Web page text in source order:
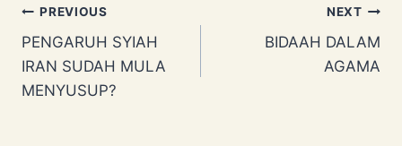
Post
navigation
PREVIOUS
PENGARUH SYIAH
IRAN SUDAH MULA
MENYUSUP?
NEXT
BIDAAH DALAM
AGAMA